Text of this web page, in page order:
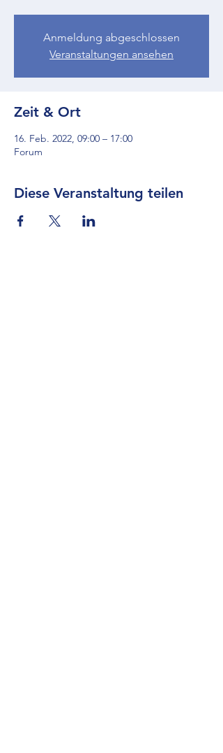
Anmeldung abgeschlossen
Veranstaltungen ansehen
Zeit & Ort
16. Feb. 2022, 09:00 – 17:00
Forum
Diese Veranstaltung teilen